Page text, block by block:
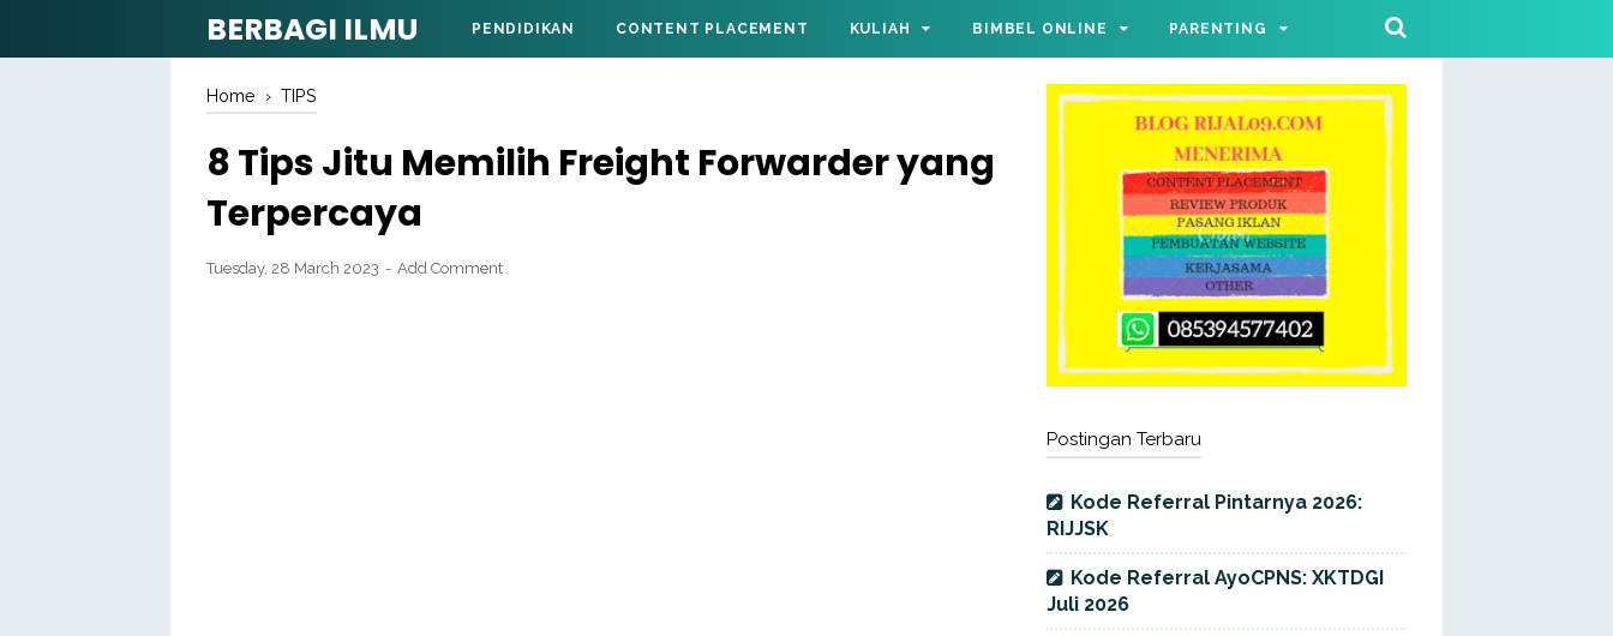
BERBAGI ILMU PENDIDIKAN CONTENT PLACEMENT KULIAH BIMBEL ONLINE PARENTING
Home › TIPS
8 Tips Jitu Memilih Freight Forwarder yang
Terpercaya
Tuesday, 28 March 2023 Add Comment
Postingan Terbaru
Kode Referral Pintarnya 2026:
RIJJSK
Kode Referral AyoCPNS: XKTDGI
Juli 2026